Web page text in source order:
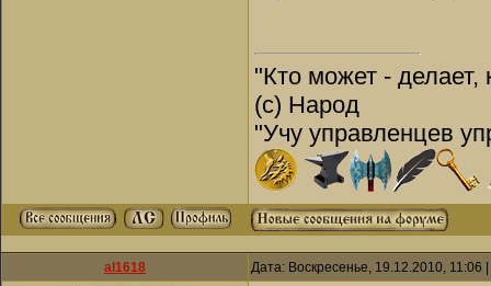
"Кто может - делает,
(с) Народ
"Учу управленцев
al1618 Дата: Воскресенье, 19.12.2010,